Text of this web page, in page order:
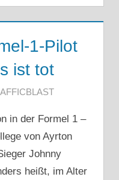
1-Pilot
ist tot
in der Formel 1 –
von Ayrton
Johnny
heißt, im Alter